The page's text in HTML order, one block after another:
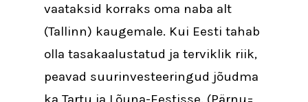
vaataksid korraks oma naba alt
(Tallinn) kaugemale. Kui Eesti tahab
olla tasakaalustatud ja terviklik riik,
peavad suurinvesteeringud jõudma
ka Tartu ja Lõuna-Eestisse. (Pärnu=